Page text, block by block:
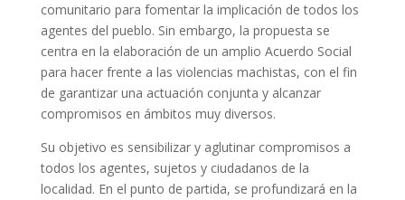
comunitario para fomentar la implicación de todos los
agentes del pueblo. Sin embargo, la propuesta se
centra en la elaboración de un amplio Acuerdo Social
para hacer frente a las violencias machistas, con el fin
de garantizar una actuación conjunta y alcanzar
compromisos en ámbitos muy diversos.
Su objetivo es sensibilizar y aglutinar compromisos a
todos los agentes, sujetos y ciudadanos de la
localidad. En el punto de partida, se profundizará en la